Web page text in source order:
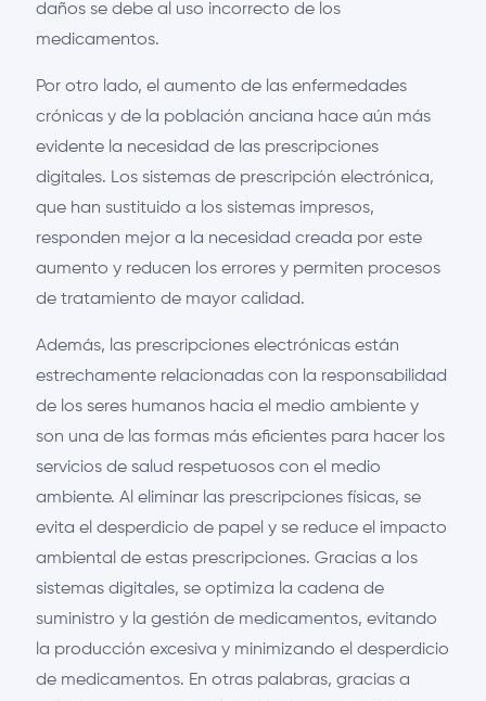
daños se debe al uso incorrecto de los
medicamentos.
Por otro lado, el aumento de las enfermedades
crónicas y de la población anciana hace aún más
evidente la necesidad de las prescripciones
digitales. Los sistemas de prescripción electrónica,
que han sustituido a los sistemas impresos,
responden mejor a la necesidad creada por este
aumento y reducen los errores y permiten procesos
de tratamiento de mayor calidad.
Además, las prescripciones electrónicas están
estrechamente relacionadas con la responsabilidad
de los seres humanos hacia el medio ambiente y
son una de las formas más eficientes para hacer los
servicios de salud respetuosos con el medio
ambiente. Al eliminar las prescripciones físicas, se
evita el desperdicio de papel y se reduce el impacto
ambiental de estas prescripciones. Gracias a los
sistemas digitales, se optimiza la cadena de
suministro y la gestión de medicamentos, evitando
la producción excesiva y minimizando el desperdicio
de medicamentos. En otras palabras, gracias a